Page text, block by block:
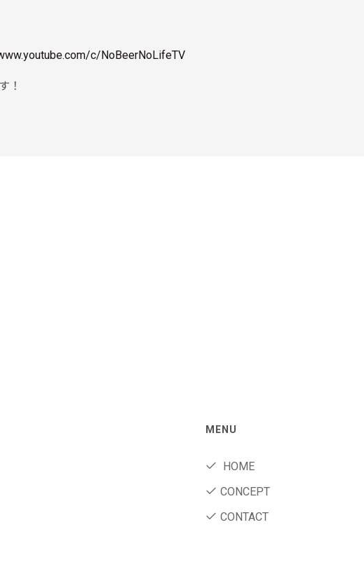
c/NoBeerNoLifeTV
！
MENU
HOME
CONCEPT
CONTACT